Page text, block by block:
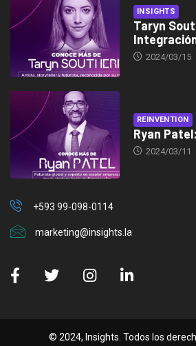
INSIGHTS
Taryn
2024/03/15
REINVENTION
Ryan
2024/03/11
+593 99-098-0114
marketing@insights.la
© 2024, Insights. Todos los